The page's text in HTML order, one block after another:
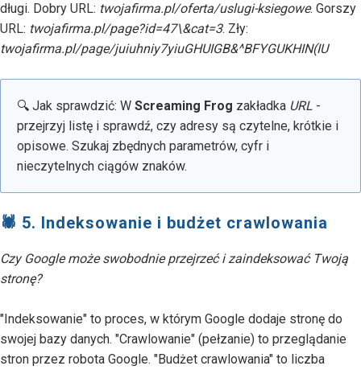
długi. Dobry URL: twojafirma.pl/oferta/uslugi-ksiegowe. Gorszy
URL: twojafirma.pl/page?id=47\&cat=3. Zły:
twojafirma.pl/page/juiuhniy7yiuGHUIGB&^BFYGUKHIN(IU
🔍 Jak sprawdzić: W Screaming Frog zakładka URL -
przejrzyj listę i sprawdź, czy adresy są czytelne, krótkie i
opisowe. Szukaj zbędnych parametrów, cyfr i
nieczytelnych ciągów znaków.
🕷 5. Indeksowanie i budżet crawlowania
Czy Google może swobodnie przejrzeć i zaindeksować Twoją
stronę?
"Indeksowanie" to proces, w którym Google dodaje stronę do
swojej bazy danych. "Crawlowanie" (pełzanie) to przeglądanie
stron przez robota Google. "Budżet crawlowania" to liczba